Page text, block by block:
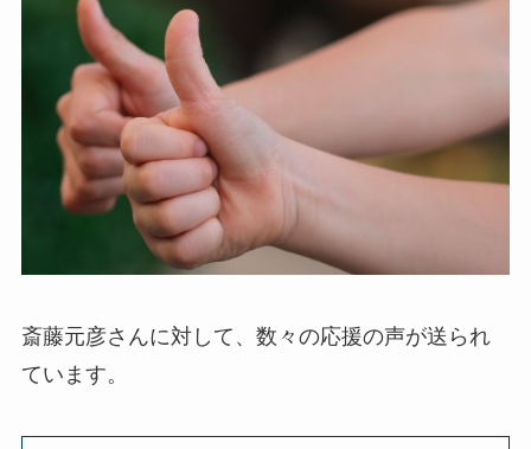
斎藤元彦さんに対して、数々の応援の声が送られ
ています。